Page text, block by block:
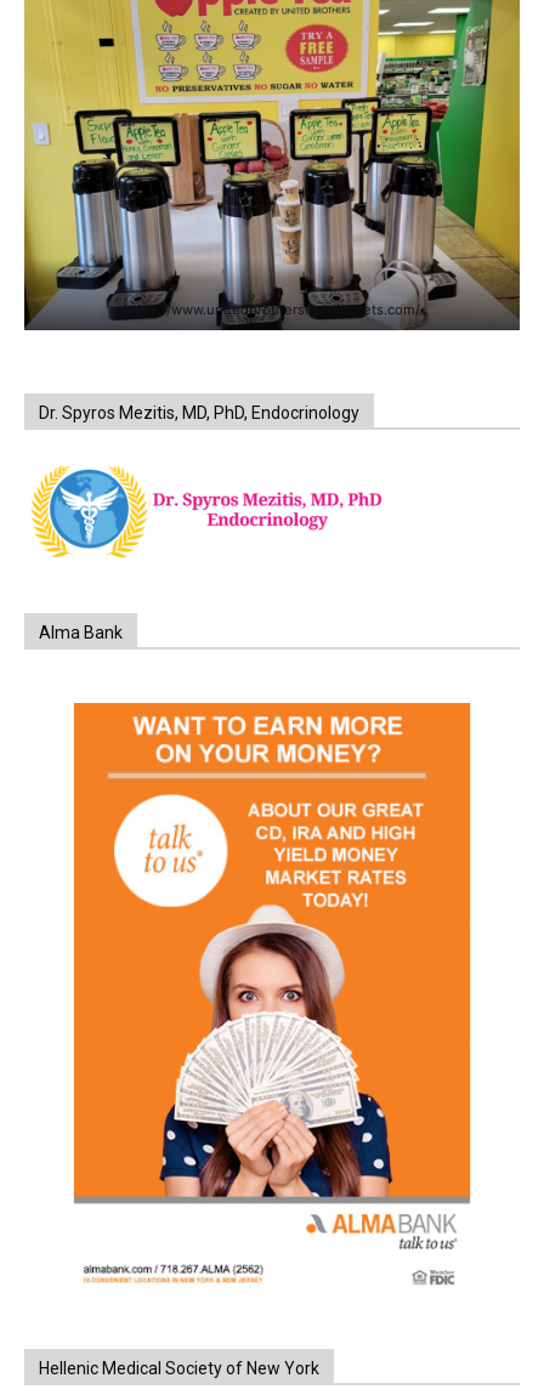
https://www.unitedbrothersfruitmarkets.com/
Dr. Spyros Mezitis, MD, PhD, Endocrinology
Alma Bank
Hellenic Medical Society of New York